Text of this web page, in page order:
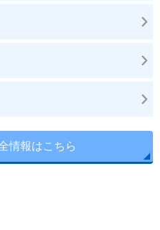
情報はこちら